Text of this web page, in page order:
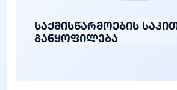
საქმისწარმოების
განყოფილება